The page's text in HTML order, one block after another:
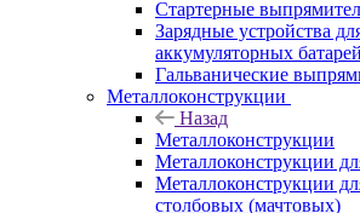
Стартерные
Зарядные устройства
аккумуляторных батарей
Гальванические
Металлоконструкции
Назад
Металлоконструкции
Металлоконструкции
Металлоконструкции
столбовых (мачтовых)